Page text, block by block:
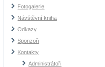
Fotogalerie
Návštěvní kniha
Odkazy
Sponzoři
Kontakty
Administrátoři